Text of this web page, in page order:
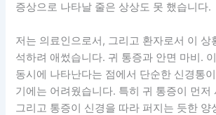
증상으로 나타날 줄은 상상도 못 했습니다.
저는 의료인으로서, 그리고 환자로서 이 상
석하려 애썼습니다. 귀 통증과 안면 마비.
동시에 나타난다는 점에서 단순한 신경통
기에는 어려웠습니다. 특히 귀 통증이 먼저
그리고 통증이 신경을 따라 퍼지는 듯한 양